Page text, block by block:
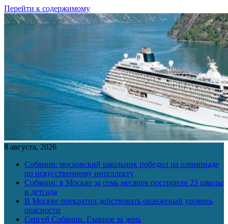
Перейти к содержимому
8 августа, 2026
Собянин: московский школьник победил на олимпиаде
по искусственному интеллекту
Собянин: в Москве за семь месяцев построили 23 школы
и детсада
В Москве прекратил действовать оранжевый уровень
опасности
Сергей Собянин. Главное за день